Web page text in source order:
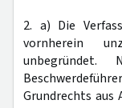
2. a) Die
vornherein
unbegründet.
Grundrechts aus